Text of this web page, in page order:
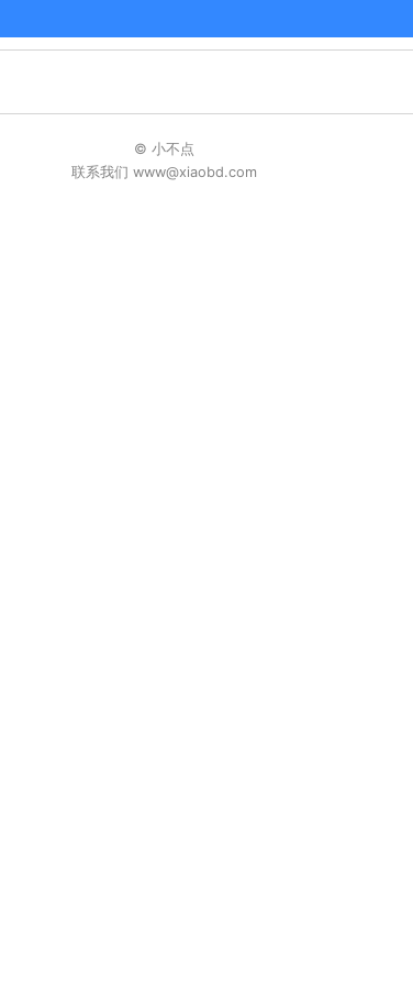
© 小不点
联系我们 www@xiaobd.com